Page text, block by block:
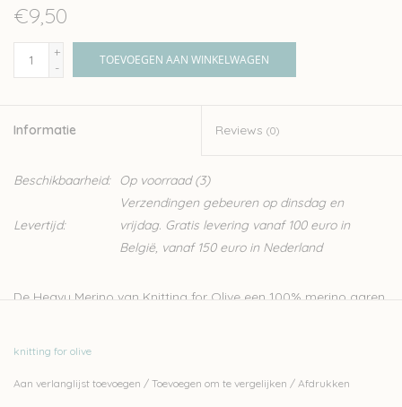
€9,50
+
-
TOEVOEGEN AAN WINKELWAGEN
Informatie Reviews (0)
Beschikbaarheid: Op voorraad(3)
Levertijd:
Verzendingen gebeuren op dinsdag en
vrijdag. Gratis levering vanaf 100 euro in
België, vanaf 150 euro in Nederland
De Heavy Merino van Knitting for Olive een 100% merino garen.
geproduceerd in Italië. Er wordt streng gecontroleerd op
knitting for olive
Aan verlanglijst toevoegen / Toevoegen om te vergelijken / Afdrukken